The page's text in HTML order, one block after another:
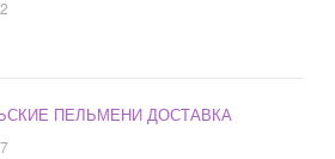
ПЕЛЬМЕНИ ДОСТАВКА